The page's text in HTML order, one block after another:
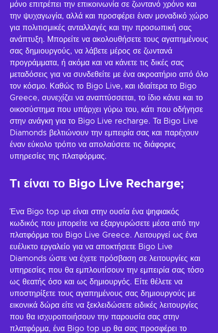
μόνο επιτρέπει την επικοινωνία σε ζωντανό χρόνο και
την ψυχαγωγία, αλλά και προσφέρει έναν μοναδικό χώρο
για πολιτισμικές ανταλλαγές και την προσωπική σας
ανάπτυξη. Μπορείτε να ακολουθήσετε τους αγαπημένους
σας δημιουργούς, να λάβετε μέρος σε ζωντανά
προγράμματα, ή ακόμα και να κάνετε τις δικές σας
μεταδόσεις για να συνδεθείτε με ένα ακροατήριο από όλο
τον κόσμο. Καθώς το Bigo Live, και ιδιαίτερα το Bigo
Greece, συνεχίζει να αναπτύσσεται, το ίδιο κάνει και το
οικοσύστημα που υπάρχει γύρω του, κάτι που οδήγησε
στην ανάγκη για το Bigo Live recharge. Τα Bigo Live
Diamonds βελτιώνουν την εμπειρία σας και παρέχουν
έναν εύκολο τρόπο να απολαύσετε τις διάφορες
υπηρεσίες της πλατφόρμας.
Τι είναι το Bigo Live Recharge;
Ένα Bigo top up είναι στην ουσία ένα ψηφιακός
κωδικός που μπορείτε να εξαργυρώσετε μέσα από την
πλατφόρμα του Bigo Live Greece. Λειτουργεί ως ένα
ευέλικτο εργαλείο για να αποκτήσετε Bigo Live
Diamonds ώστε να έχετε πρόσβαση σε λειτουργίες και
υπηρεσίες που θα εμπλουτίσουν την εμπειρία σας τόσο
ως θεατής όσο και ως δημιουργός. Είτε θέλετε να
υποστηρίξετε τους αγαπημένους σας δημιουργούς με
εικονικά δώρα είτε να ξεκλειδώσετε ειδικές λειτουργίες
που θα ισχυροποιήσουν την παρουσία σας στην
πλατφόρμα, ένα Bigo top up θα σας προσφέρει το